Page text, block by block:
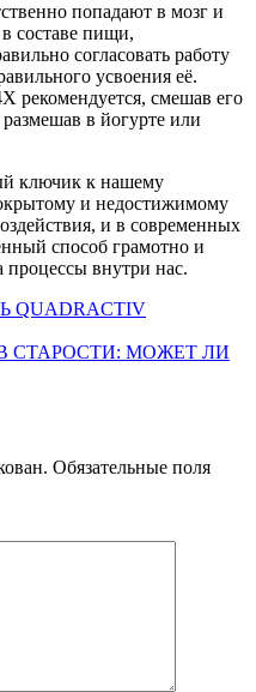
попадают в мозг и
составе пищи,
согласовать работу
усвоения её.
рекомендуется, смешав его
в йогурте или
ключик к нашему
и недостижимому
и в современных
способ грамотно и
процессы внутри нас.
СТАРОСТИ: МОЖЕТ ЛИ
Обязательные поля